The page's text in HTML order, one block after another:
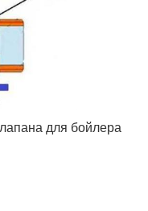
для бойлера